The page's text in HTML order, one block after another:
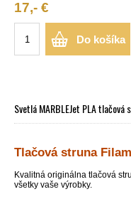
17,- €
Do košíka
Svetlá MARBLEJet PLA
Tlačová struna
Kvalitná originálna tlačová
všetky vaše výrobky.